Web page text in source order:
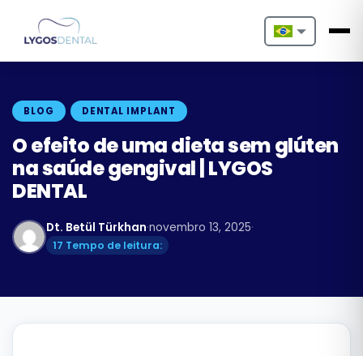
Nederlands
Français
Deutsch
Italiano
BLOG DENTAL IMPLANT
O efeito de uma dieta sem glúten
na saúde gengival | LYGOS
DENTAL
Dt. Betül Türkhan·novembro 13, 2025·
17 Tempo de leitura: